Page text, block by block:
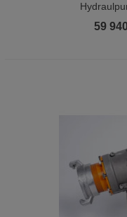
59